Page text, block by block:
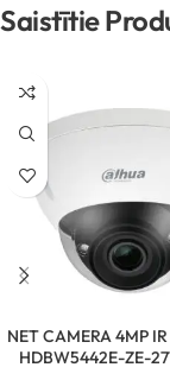
Saistītie
NET CAMERA 4MP
HDBW5442E-ZE-